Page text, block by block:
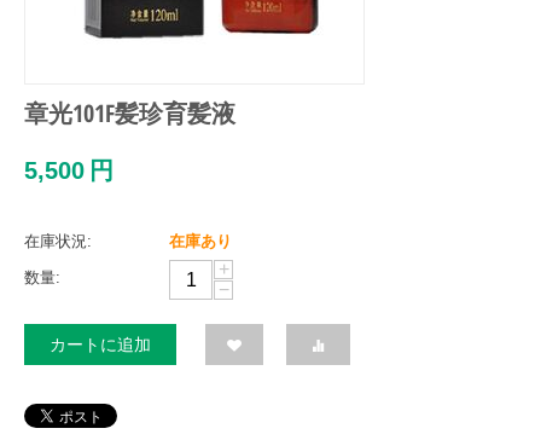
章光101F髪珍育髪液
5,500 円
在庫状況:
在庫あり
数量:
+
−
カートに追加